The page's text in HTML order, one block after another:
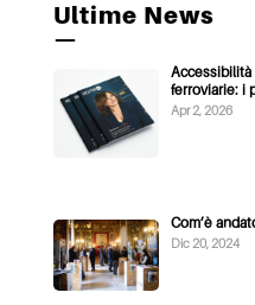
Ultime News
—
ferroviarie: i
Apr 2, 2026
Com’è
Dic 20, 2024